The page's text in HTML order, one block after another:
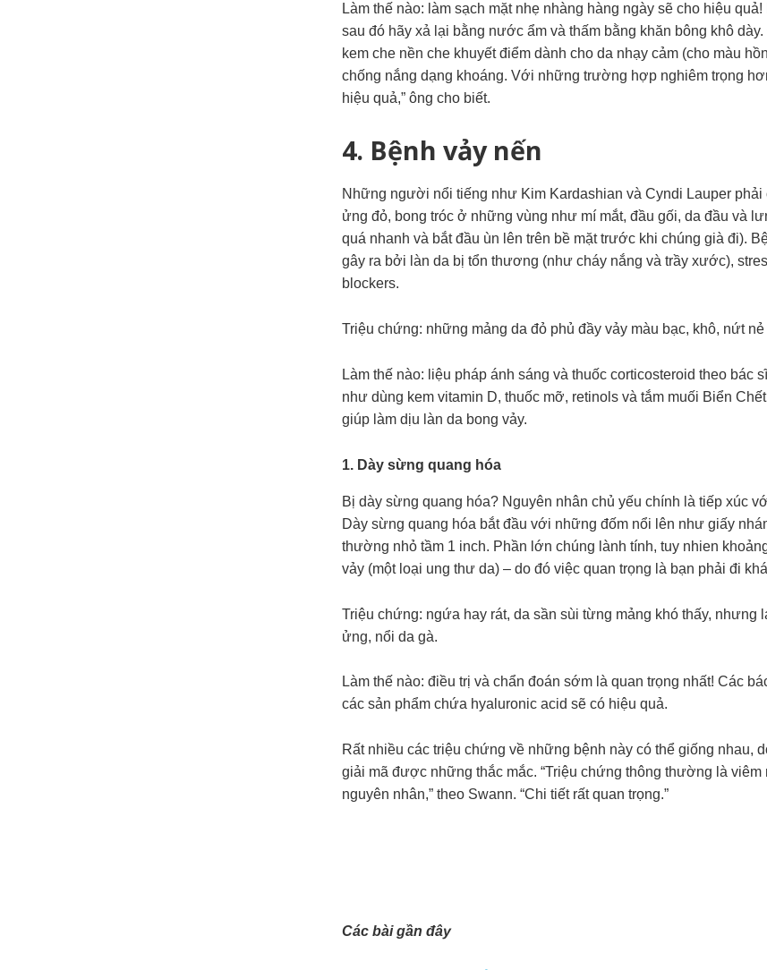
Làm thế nào: làm sạch mặt nhẹ nhàng hàng ngày sẽ cho hiệu
sau đó hãy xả lại bằng nước ẩm và thấm bằng khăn bông khô
kem che nền che khuyết điểm dành cho da nhạy cảm (cho màu
chống nắng dạng khoáng. Với những trường hợp nghiêm trọng
hiệu quả,” ông cho biết.
4. Bệnh vảy nến
Những người nổi tiếng như Kim Kardashian và Cyndi Lauper
ửng đỏ, bong tróc ở những vùng như mí mắt, đầu gối, da đầu và
quá nhanh và bắt đầu ùn lên trên bề mặt trước khi chúng già đi).
gây ra bởi làn da bị tổn thương (như cháy nắng và trầy xước),
blockers.
Triệu chứng: những mảng da đỏ phủ đầy vảy màu bạc, khô, nứt
Làm thế nào: liệu pháp ánh sáng và thuốc corticosteroid theo bác
như dùng kem vitamin D, thuốc mỡ, retinols và tắm muối Biển
giúp làm dịu làn da bong vảy.
1. Dày sừng quang hóa
Bị dày sừng quang hóa? Nguyên nhân chủ yếu chính là tiếp xúc
Dày sừng quang hóa bắt đầu với những đốm nổi lên như giấy
thường nhỏ tầm 1 inch. Phần lớn chúng lành tính, tuy nhien
vảy (một loại ung thư da) – do đó việc quan trọng là bạn phải đi
Triệu chứng: ngứa hay rát, da sần sùi từng mảng khó thấy, nhưng
ửng, nổi da gà.
Làm thế nào: điều trị và chẩn đoán sớm là quan trọng nhất! Các
các sản phẩm chứa hyaluronic acid sẽ có hiệu quả.
Rất nhiều các triệu chứng về những bệnh này có thể giống nhau,
giải mã được những thắc mắc. “Triệu chứng thông thường là
nguyên nhân,” theo Swann. “Chi tiết rất quan trọng.”
Các bài gần đây